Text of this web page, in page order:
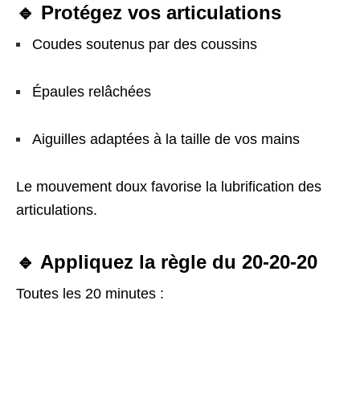
🔹 Protégez vos articulations
Coudes soutenus par des coussins
Épaules relâchées
Aiguilles adaptées à la taille de vos mains
Le mouvement doux favorise la lubrification des
articulations.
🔹 Appliquez la règle du 20-20-20
Toutes les 20 minutes :